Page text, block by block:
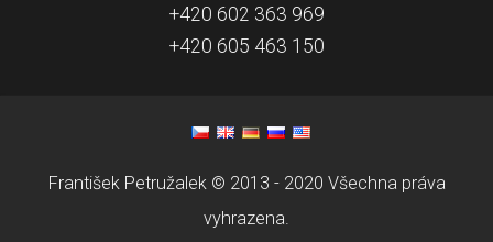
+420 602 363 969
+420 605 463 150
František Petružalek © 2013 - 2020 Všechna práva
vyhrazena.